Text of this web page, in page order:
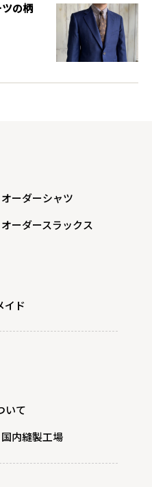
の柄
オーダーシャツ
オーダースラックス
イド
いて
国内縫製工場